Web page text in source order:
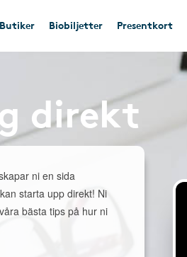
Butiker Biobiljetter Presentkort
direkt
ni en sida
starta upp direkt! Ni
bästa tips på hur ni